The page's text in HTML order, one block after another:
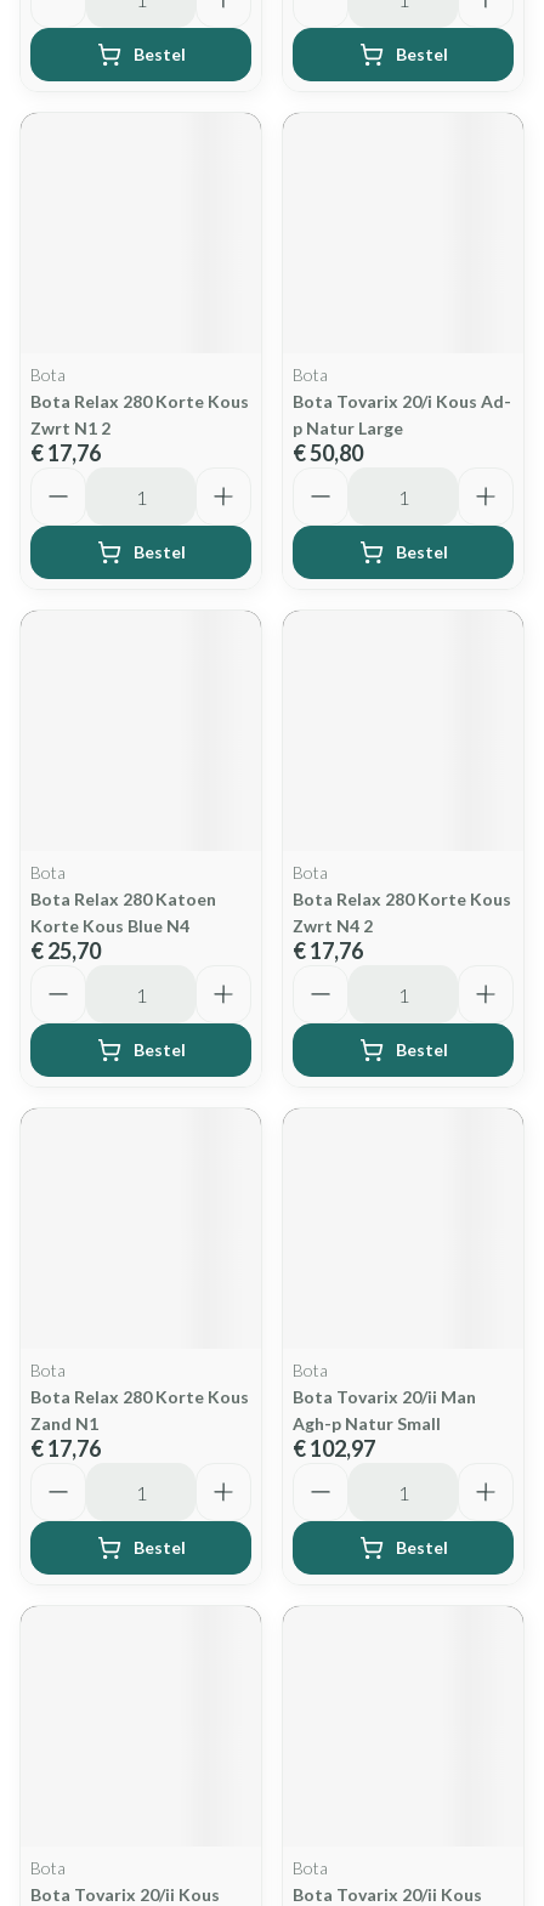
Bestel Bestel
Bota
Bota Relax 280 Korte Kous
Zwrt N1 2
€ 17,76
Bestel
Bota
Bota Tovarix 20/i Kous Ad-
p Natur Large
€ 50,80
Bestel
Bota
Bota Relax 280 Katoen
Korte Kous Blue N4
€ 25,70
Bestel
Bota
Bota Relax 280 Korte Kous
Zwrt N4 2
€ 17,76
Bestel
Bota
Bota Relax 280 Korte Kous
Zand N1
€ 17,76
Bestel
Bota
Bota Tovarix 20/ii Man
Agh-p Natur Small
€ 102,97
Bestel
Bota
Bota Tovarix 20/ii Kous
Bota
Bota Tovarix 20/ii Kous